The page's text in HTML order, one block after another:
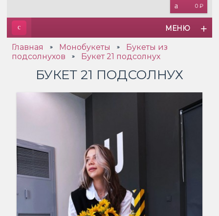
0 ₽
МЕНЮ
Главная » Монобукеты »
Букеты из
подсолнухов
» Букет 21 подсолнух
БУКЕТ 21 ПОДСОЛНУХ